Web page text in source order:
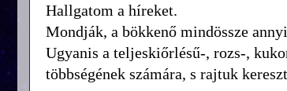
Hallgatom a híreket.
Mondják, a bökkenő mindössze
Ugyanis a teljeskiőrlésű-, rozs-,
többségének számára, s rajtuk